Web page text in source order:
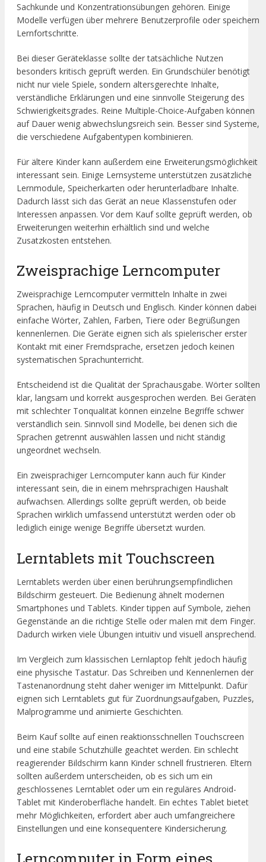
Sachkunde und Konzentrationsübungen gehören. Einige
Modelle verfügen über mehrere Benutzerprofile oder speichern
Lernfortschritte.
Bei dieser Geräteklasse sollte der tatsächliche Nutzen
besonders kritisch geprüft werden. Ein Grundschüler benötigt
nicht nur viele Spiele, sondern altersgerechte Inhalte,
verständliche Erklärungen und eine sinnvolle Steigerung des
Schwierigkeitsgrades. Reine Multiple-Choice-Aufgaben können
auf Dauer wenig abwechslungsreich sein. Besser sind Systeme,
die verschiedene Aufgabentypen kombinieren.
Für ältere Kinder kann außerdem eine Erweiterungsmöglichkeit
interessant sein. Einige Lernsysteme unterstützen zusätzliche
Lernmodule, Speicherkarten oder herunterladbare Inhalte.
Dadurch lässt sich das Gerät an neue Klassenstufen oder
Interessen anpassen. Vor dem Kauf sollte geprüft werden, ob
Erweiterungen weiterhin erhältlich sind und welche
Zusatzkosten entstehen.
Zweisprachige Lerncomputer
Zweisprachige Lerncomputer vermitteln Inhalte in zwei
Sprachen, häufig in Deutsch und Englisch. Kinder können dabei
einfache Wörter, Zahlen, Farben, Tiere oder Begrüßungen
kennenlernen. Die Geräte eignen sich als spielerischer erster
Kontakt mit einer Fremdsprache, ersetzen jedoch keinen
systematischen Sprachunterricht.
Entscheidend ist die Qualität der Sprachausgabe. Wörter sollten
klar, langsam und korrekt ausgesprochen werden. Bei Geräten
mit schlechter Tonqualität können einzelne Begriffe schwer
verständlich sein. Sinnvoll sind Modelle, bei denen sich die
Sprachen getrennt auswählen lassen und nicht ständig
ungeordnet wechseln.
Ein zweisprachiger Lerncomputer kann auch für Kinder
interessant sein, die in einem mehrsprachigen Haushalt
aufwachsen. Allerdings sollte geprüft werden, ob beide
Sprachen wirklich umfassend unterstützt werden oder ob
lediglich einige wenige Begriffe übersetzt wurden.
Lerntablets mit Touchscreen
Lerntablets werden über einen berührungsempfindlichen
Bildschirm gesteuert. Die Bedienung ähnelt modernen
Smartphones und Tablets. Kinder tippen auf Symbole, ziehen
Gegenstände an die richtige Stelle oder malen mit dem Finger.
Dadurch wirken viele Übungen intuitiv und visuell ansprechend.
Im Vergleich zum klassischen Lernlaptop fehlt jedoch häufig
eine physische Tastatur. Das Schreiben und Kennenlernen der
Tastenanordnung steht daher weniger im Mittelpunkt. Dafür
eignen sich Lerntablets gut für Zuordnungsaufgaben, Puzzles,
Malprogramme und animierte Geschichten.
Beim Kauf sollte auf einen reaktionsschnellen Touchscreen
und eine stabile Schutzhülle geachtet werden. Ein schlecht
reagierender Bildschirm kann Kinder schnell frustrieren. Eltern
sollten außerdem unterscheiden, ob es sich um ein
geschlossenes Lerntablet oder um ein reguläres Android-
Tablet mit Kinderoberfläche handelt. Ein echtes Tablet bietet
mehr Möglichkeiten, erfordert aber auch umfangreichere
Einstellungen und eine konsequentere Kindersicherung.